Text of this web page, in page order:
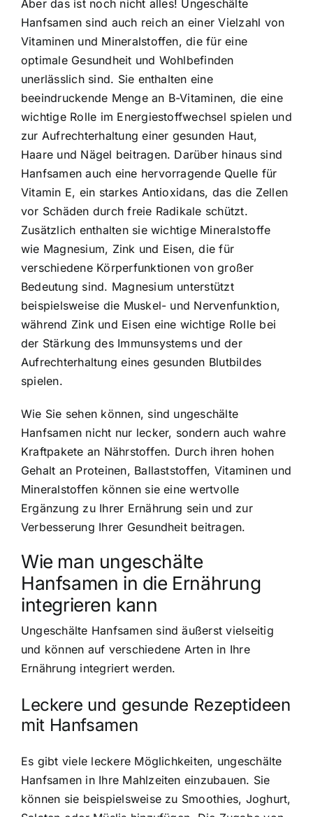
Aber das ist noch nicht alles! Ungeschälte
Hanfsamen sind auch reich an einer Vielzahl von
Vitaminen und Mineralstoffen, die für eine
optimale Gesundheit und Wohlbefinden
unerlässlich sind. Sie enthalten eine
beeindruckende Menge an B-Vitaminen, die eine
wichtige Rolle im Energiestoffwechsel spielen und
zur Aufrechterhaltung einer gesunden Haut,
Haare und Nägel beitragen. Darüber hinaus sind
Hanfsamen auch eine hervorragende Quelle für
Vitamin E, ein starkes Antioxidans, das die Zellen
vor Schäden durch freie Radikale schützt.
Zusätzlich enthalten sie wichtige Mineralstoffe
wie Magnesium, Zink und Eisen, die für
verschiedene Körperfunktionen von großer
Bedeutung sind. Magnesium unterstützt
beispielsweise die Muskel- und Nervenfunktion,
während Zink und Eisen eine wichtige Rolle bei
der Stärkung des Immunsystems und der
Aufrechterhaltung eines gesunden Blutbildes
spielen.
Wie Sie sehen können, sind ungeschälte
Hanfsamen nicht nur lecker, sondern auch wahre
Kraftpakete an Nährstoffen. Durch ihren hohen
Gehalt an Proteinen, Ballaststoffen, Vitaminen und
Mineralstoffen können sie eine wertvolle
Ergänzung zu Ihrer Ernährung sein und zur
Verbesserung Ihrer Gesundheit beitragen.
Wie man ungeschälte
Hanfsamen in die Ernährung
integrieren kann
Ungeschälte Hanfsamen sind äußerst vielseitig
und können auf verschiedene Arten in Ihre
Ernährung integriert werden.
Leckere und gesunde Rezeptideen
mit Hanfsamen
Es gibt viele leckere Möglichkeiten, ungeschälte
Hanfsamen in Ihre Mahlzeiten einzubauen. Sie
können sie beispielsweise zu Smoothies, Joghurt,